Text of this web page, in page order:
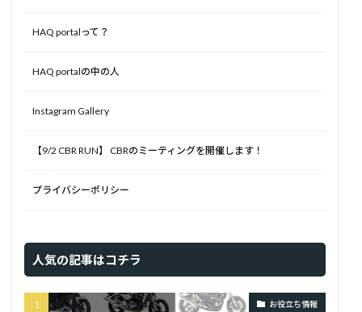
HAQ portalって？
HAQ portalの中の人
Instagram Gallery
【9/2 CBR RUN】 CBRのミーティングを開催します！
プライバシーポリシー
人気の記事はコチラ
お役立ち情報